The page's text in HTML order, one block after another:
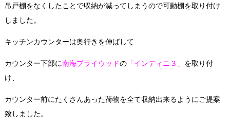
吊戸棚をなくしたことで収納が減ってしまうので可動棚を取り付け
しました。
キッチンカウンターは奥行きを伸ばして
カウンター下部に南海プライウッドの「インディニ３」 を取り付
け、
カウンター前にたくさんあった荷物を全て収納出来るようにご提案
致しました。